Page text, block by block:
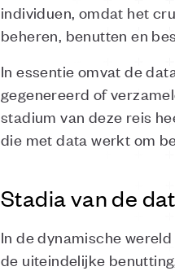
individuen, omdat het
beheren, benutten en
In essentie omvat de
gegenereerd of
stadium van deze reis
die met data werkt om
Stadia van de
In de dynamische
de uiteindelijke